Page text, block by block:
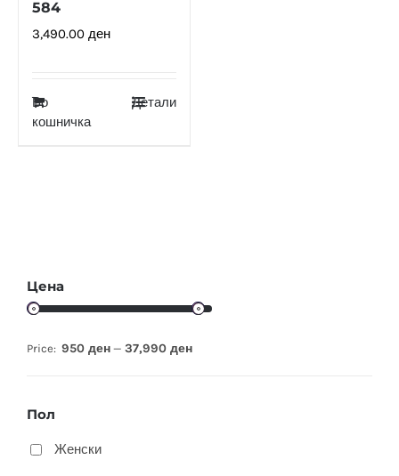
584
3,490.00 ден
Во
кошничка
Детали
Цена
Price: 950 ден — 37,990 ден
Пол
Женски